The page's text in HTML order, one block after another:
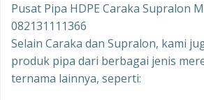
Pusat Pipa HDPE Caraka Supralon
082131111366
Selain Caraka dan Supralon, kami
produk pipa dari berbagai jenis
ternama lainnya, seperti: